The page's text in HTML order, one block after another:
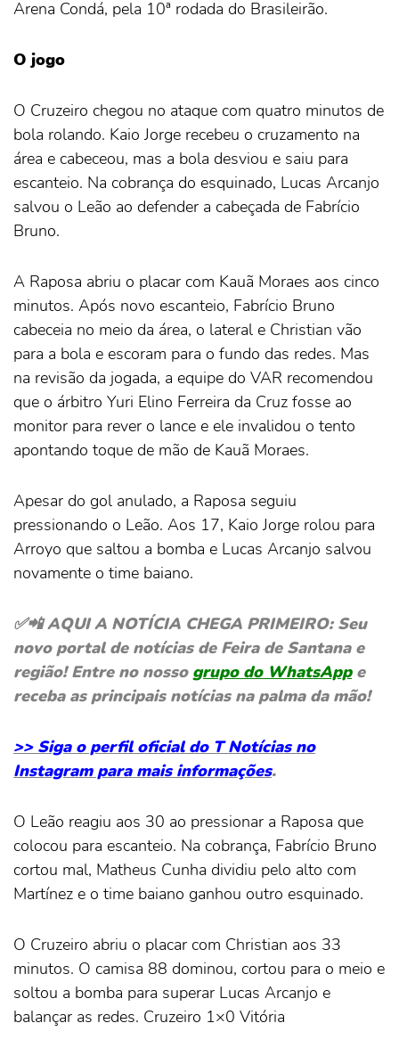
Arena Condá, pela 10ª rodada do Brasileirão.
O jogo
O Cruzeiro chegou no ataque com quatro minutos de
bola rolando. Kaio Jorge recebeu o cruzamento na
área e cabeceou, mas a bola desviou e saiu para
escanteio. Na cobrança do esquinado, Lucas Arcanjo
salvou o Leão ao defender a cabeçada de Fabrício
Bruno.
A Raposa abriu o placar com Kauã Moraes aos cinco
minutos. Após novo escanteio, Fabrício Bruno
cabeceia no meio da área, o lateral e Christian vão
para a bola e escoram para o fundo das redes. Mas
na revisão da jogada, a equipe do VAR recomendou
que o árbitro Yuri Elino Ferreira da Cruz fosse ao
monitor para rever o lance e ele invalidou o tento
apontando toque de mão de Kauã Moraes.
Apesar do gol anulado, a Raposa seguiu
pressionando o Leão. Aos 17, Kaio Jorge rolou para
Arroyo que saltou a bomba e Lucas Arcanjo salvou
novamente o time baiano.
✅📲 AQUI A NOTÍCIA CHEGA PRIMEIRO: Seu
novo portal de notícias de Feira de Santana e
região! Entre no nosso grupo do WhatsApp e
receba as principais notícias na palma da mão!
>> Siga o perfil oficial do T Notícias no
Instagram para mais informações.
O Leão reagiu aos 30 ao pressionar a Raposa que
colocou para escanteio. Na cobrança, Fabrício Bruno
cortou mal, Matheus Cunha dividiu pelo alto com
Martínez e o time baiano ganhou outro esquinado.
O Cruzeiro abriu o placar com Christian aos 33
minutos. O camisa 88 dominou, cortou para o meio e
soltou a bomba para superar Lucas Arcanjo e
balançar as redes. Cruzeiro 1×0 Vitória